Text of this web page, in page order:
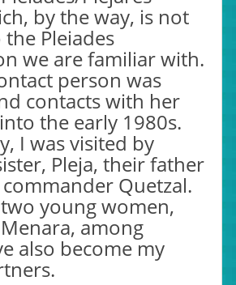
by the way, is not
Pleiades
we are familiar with.
person was
contacts with her
the early 1980s.
I was visited by
Pleja, their father
Quetzal.
young women,
among
also become my